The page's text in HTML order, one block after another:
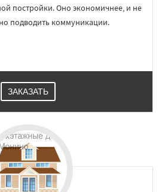
постройки. Оно экономичнее, и не
подводить коммуникации.
ЗАКАЗАТЬ